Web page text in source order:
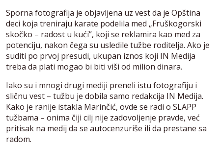
Sporna fotografija je objavljena uz vest da je Opština
deci koja treniraju karate podelila med „Fruškogorski
skočko – radost u kući”, koji se reklamira kao med za
potenciju, nakon čega su usledile tužbe roditelja. Ako je
suditi po prvoj presudi, ukupan iznos koji IN Medija
treba da plati mogao bi biti viši od milion dinara.
Iako su i mnogi drugi mediji preneli istu fotografiju i
sličnu vest – tužbu je dobila samo redakcija IN Medija.
Kako je ranije istakla Marinčić, ovde se radi o SLAPP
tužbama – onima čiji cilj nije zadovoljenje pravde, već
pritisak na medij da se autocenzuriše ili da prestane sa
radom.